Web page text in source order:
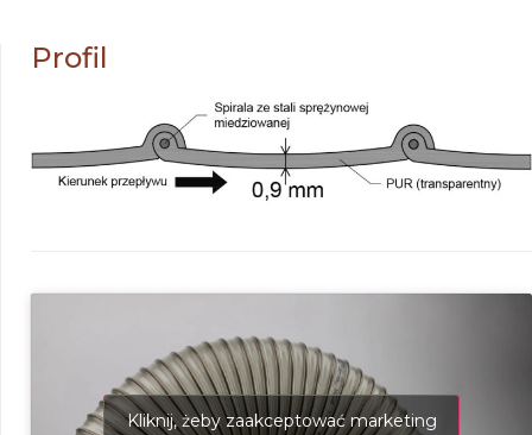
Profil
Kliknij, żeby zaakceptować marketing